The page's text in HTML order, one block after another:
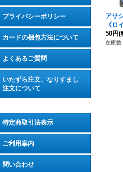
プライバシーポリシー
カードの梱包方法について
よくあるご質問
いたずら注文、なりすまし
注文について
特定商取引法表示
ご利用案内
問い合わせ
アサ
《ロ
50円(
在庫数